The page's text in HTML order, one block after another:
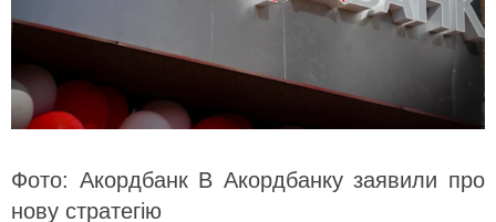
Фото: Акордбанк В Акордбанку заявили про
нову стратегію